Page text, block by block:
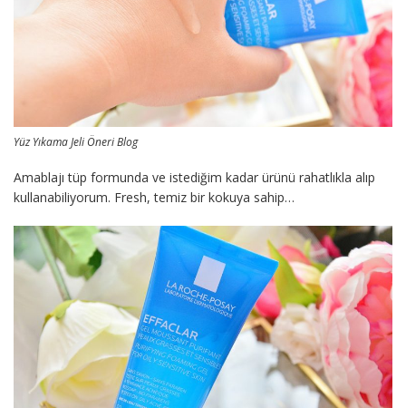
Yüz Yıkama Jeli Öneri Blog
Amablajı tüp formunda ve istediğim kadar ürünü rahatlıkla alıp
kullanabiliyorum. Fresh, temiz bir kokuya sahip…